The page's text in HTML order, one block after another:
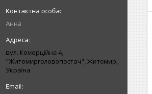
Анна
вул. Комерційна 4,
"Житомирголовопостач", Житомир,
Україна